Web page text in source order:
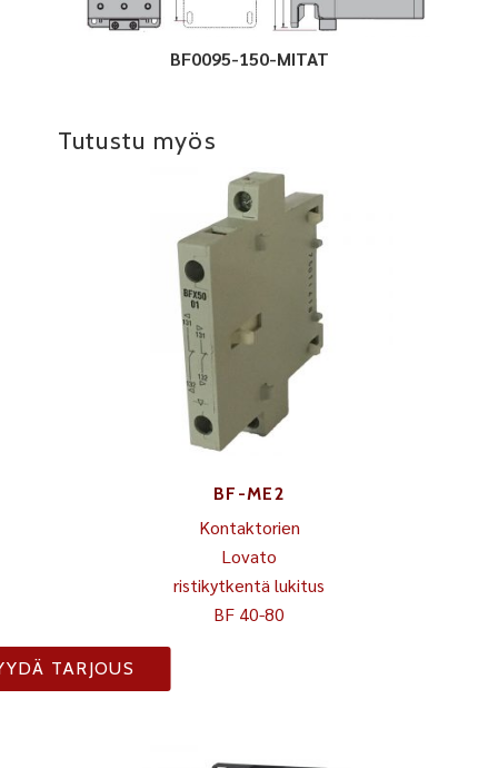
BF0095-150-MITAT
Tutustu myös
BF-ME2
Kontaktorien
Lovato
ristikytkentä lukitus
BF 40-80
TARJOUS